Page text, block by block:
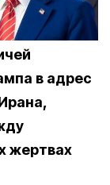
в адрес
жертвах